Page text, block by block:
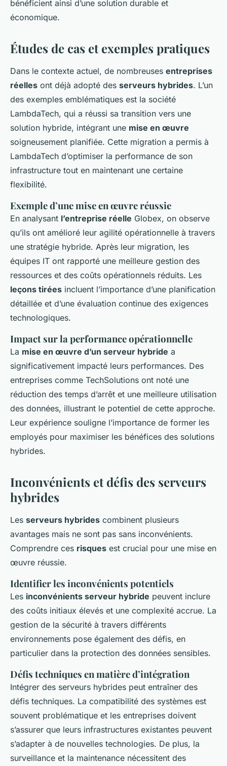
bénéficient ainsi d’une solution durable et
économique.
Études de cas et exemples pratiques
Dans le contexte actuel, de nombreuses entreprises
réelles ont déjà adopté des serveurs hybrides. L’un
des exemples emblématiques est la société
LambdaTech, qui a réussi sa transition vers une
solution hybride, intégrant une mise en œuvre
soigneusement planifiée. Cette migration a permis à
LambdaTech d’optimiser la performance de son
infrastructure tout en maintenant une certaine
flexibilité.
Exemple d’une mise en œuvre réussie
En analysant l’entreprise réelle Globex, on observe
qu’ils ont amélioré leur agilité opérationnelle à travers
une stratégie hybride. Après leur migration, les
équipes IT ont rapporté une meilleure gestion des
ressources et des coûts opérationnels réduits. Les
leçons tirées incluent l’importance d’une planification
détaillée et d’une évaluation continue des exigences
technologiques.
Impact sur la performance opérationnelle
La mise en œuvre d’un serveur hybride a
significativement impacté leurs performances. Des
entreprises comme TechSolutions ont noté une
réduction des temps d’arrêt et une meilleure utilisation
des données, illustrant le potentiel de cette approche.
Leur expérience souligne l’importance de former les
employés pour maximiser les bénéfices des solutions
hybrides.
Inconvénients et défis des serveurs
hybrides
Les serveurs hybrides combinent plusieurs
avantages mais ne sont pas sans inconvénients.
Comprendre ces risques est crucial pour une mise en
œuvre réussie.
Identifier les inconvénients potentiels
Les inconvénients serveur hybride peuvent inclure
des coûts initiaux élevés et une complexité accrue. La
gestion de la sécurité à travers différents
environnements pose également des défis, en
particulier dans la protection des données sensibles.
Défis techniques en matière d’intégration
Intégrer des serveurs hybrides peut entraîner des
défis techniques. La compatibilité des systèmes est
souvent problématique et les entreprises doivent
s’assurer que leurs infrastructures existantes peuvent
s’adapter à de nouvelles technologies. De plus, la
surveillance et la maintenance nécessitent des